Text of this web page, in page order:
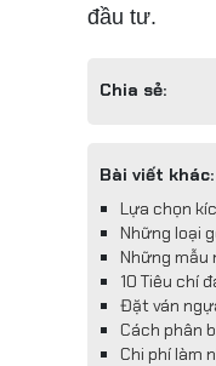
đầu tư.
Chia sẻ:
Bài viết khác:
Lựa chọn
Những loại
Những
10 Tiêu chí
Đặt ván
Cách phân
Chi phí làm